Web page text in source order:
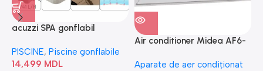
acuzzi SPA gonflabil
Bubble” 28446
PISCINE, Piscine gonflabile
14,499 MDL
Air conditioner Midea AF6-
Aparate de aer condiționat